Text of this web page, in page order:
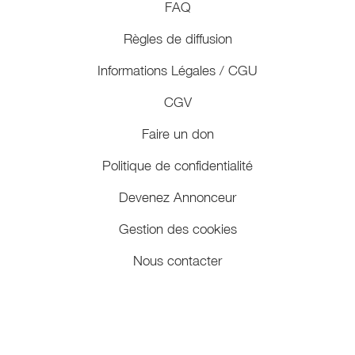
FAQ
Règles de diffusion
Informations Légales / CGU
CGV
Faire un don
Politique de confidentialité
Devenez Annonceur
Gestion des cookies
Nous contacter